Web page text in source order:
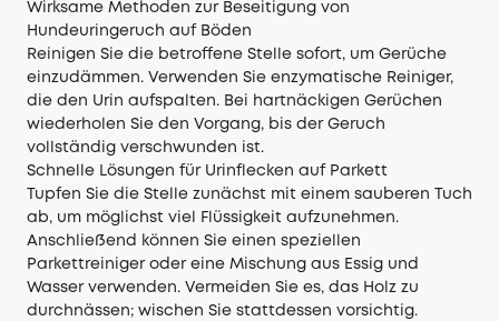
Wirksame Methoden zur Beseitigung von
Hundeuringeruch auf Böden
Reinigen Sie die betroffene Stelle sofort, um Gerüche
einzudämmen. Verwenden Sie enzymatische Reiniger,
die den Urin aufspalten. Bei hartnäckigen Gerüchen
wiederholen Sie den Vorgang, bis der Geruch
vollständig verschwunden ist.
Schnelle Lösungen für Urinflecken auf Parkett
Tupfen Sie die Stelle zunächst mit einem sauberen Tuch
ab, um möglichst viel Flüssigkeit aufzunehmen.
Anschließend können Sie einen speziellen
Parkettreiniger oder eine Mischung aus Essig und
Wasser verwenden. Vermeiden Sie es, das Holz zu
durchnässen; wischen Sie stattdessen vorsichtig.